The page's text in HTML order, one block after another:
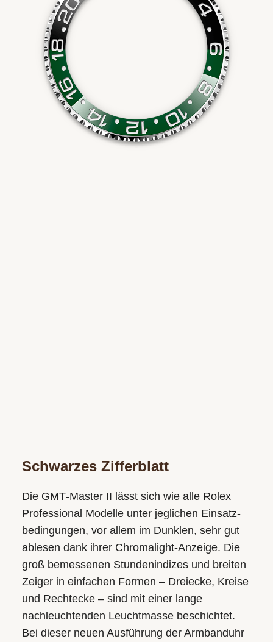
Schwarzes Zifferblatt
Die GMT‑Master II lässt sich wie alle Rolex
Professional Modelle unter jeglichen Einsatz­
bedingungen, vor allem im Dunklen, sehr gut
ablesen dank ihrer Chromalight-Anzeige. Die
groß bemessenen Stundenindizes und breiten
Zeiger in einfachen Formen – Dreiecke, Kreise
und Rechtecke – sind mit einer lange
nachleuchtenden Leuchtmasse beschichtet.
Bei dieser neuen Ausführung der Armbanduhr